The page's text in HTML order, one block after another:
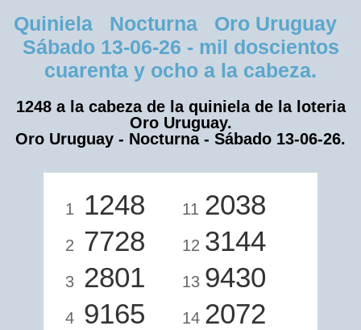
Quiniela Nocturna Oro Uruguay
Sábado 13-06-26 - mil doscientos
cuarenta y ocho a la cabeza.
1248 a la cabeza de la quiniela de la loteria
Oro Uruguay.
Oro Uruguay - Nocturna - Sábado 13-06-26.
1 1248
2 7728
3 2801
4 9165
11 2038
12 3144
13 9430
14 2072